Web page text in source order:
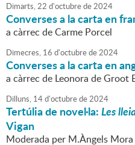
Dimarts,22 d'octubrede2024
Converses a la carta en
a càrrec de Carme Porcel
Dimecres, 16 d'octubrede2024
Converses a la carta en
a càrrec de Leonora de Groot
Dilluns, 14d'octubrede2024
Tertúlia de novel·la:Les
Vigan
Moderada per M.Àngels Mora